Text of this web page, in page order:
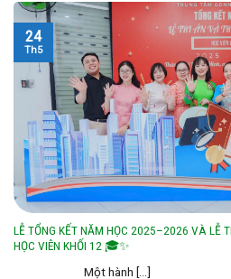
LỄ TỔNG KẾT NĂM HỌC 2025–2026 VÀ LỄ
HỌC VIÊN KHỐI 12 🎓✨
Một hành [...]
24
Th5